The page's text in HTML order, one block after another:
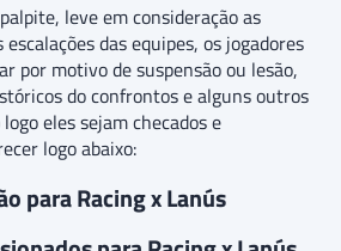
leve em consideração as
das equipes, os jogadores
por motivo de suspensão ou lesão,
do confrontos e alguns outros
eles sejam checados e
logo abaixo:
para Racing x Lanús